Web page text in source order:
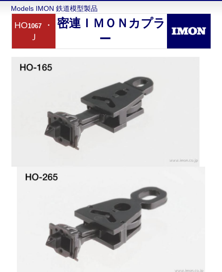
Models IMON 鉄道模型製品
HO1067
・
Ｊ
密連ＩＭＯＮカプラ
ー